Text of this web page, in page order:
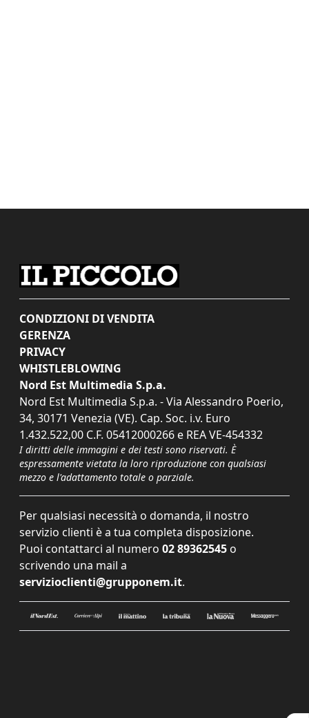
CONDIZIONI DI VENDITA
GERENZA
PRIVACY
WHISTLEBLOWING
Nord Est Multimedia S.p.a.
Nord Est Multimedia S.p.a. - Via Alessandro Poerio,
34, 30171 Venezia (VE). Cap. Soc. i.v. Euro
1.432.522,00 C.F. 05412000266 e REA VE-454332
I diritti delle immagini e dei testi sono riservati. È
espressamente vietata la loro riproduzione con qualsiasi
mezzo e l'adattamento totale o parziale.
Per qualsiasi necessità o domanda, il nostro
servizio clienti è a tua completa disposizione.
Puoi contattarci al numero 02 89362545 o
scrivendo una mail a
servizioclienti@grupponem.it.